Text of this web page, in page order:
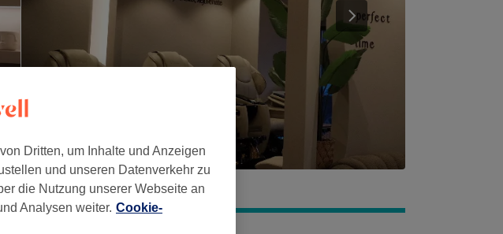
Dritten, um Inhalte und Anzeigen
und unseren Datenverkehr zu
die Nutzung unserer Webseite an
Analysen weiter. Cookie-